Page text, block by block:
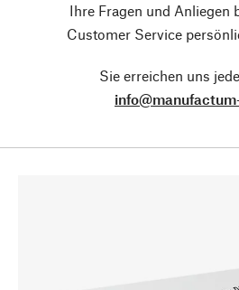
Ihre Fragen und Anliegen
Customer Service
Sie erreichen uns